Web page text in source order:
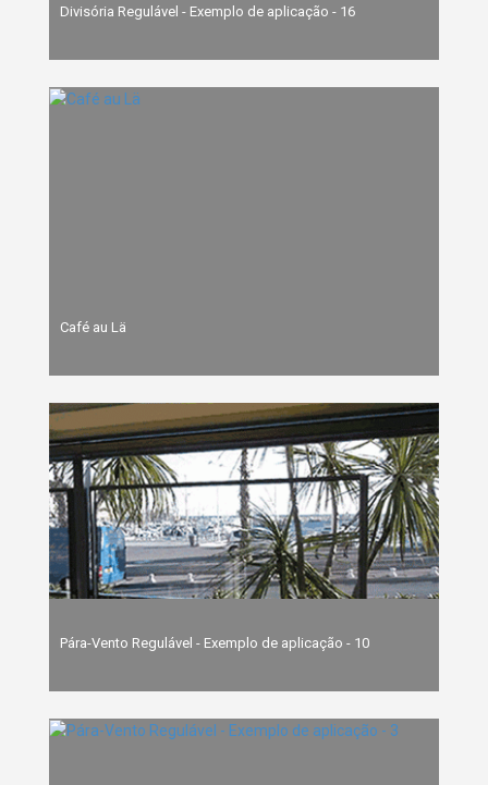
Divisória Regulável - Exemplo de aplicação - 16
Café au Lä
Pára-Vento Regulável - Exemplo de aplicação - 10